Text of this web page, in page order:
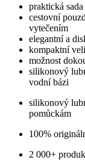
praktická
cestovní
vytečením
elegantní a
kompaktní
možnost
silikonový
vodní bázi
silikonový
pomůckám
100%
2 000+